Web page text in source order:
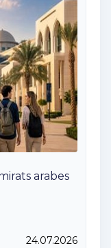
arabes
24.07.2026